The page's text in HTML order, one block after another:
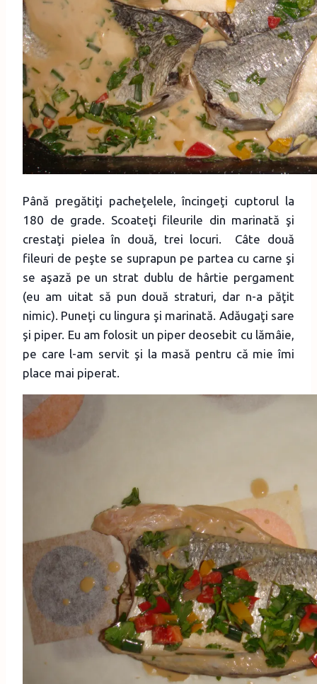
Până pregătiţi pacheţelele, încingeţi cuptorul la
180 de grade. Scoateţi fileurile din marinată şi
crestaţi pielea în două, trei locuri. Câte două
fileuri de peşte se suprapun pe partea cu carne şi
se aşază pe un strat dublu de hârtie pergament
(eu am uitat să pun două straturi, dar n-a păţit
nimic). Puneţi cu lingura şi marinată. Adăugaţi sare
şi piper. Eu am folosit un piper deosebit cu lămâie,
pe care l-am servit şi la masă pentru că mie îmi
place mai piperat.